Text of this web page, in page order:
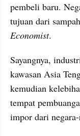
pembeli baru.
tujuan dari
Economist.
Sayangnya,
kawasan Asia
kemudian
tempat
impor dari